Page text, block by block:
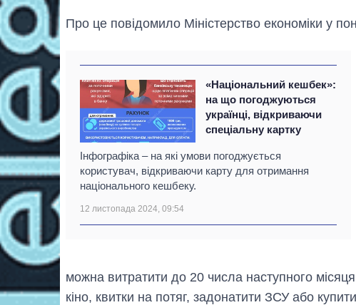
Про це повідомило Міністерство економіки у
«Національний кешбек»:
на що погоджуються
українці, відкриваючи
спеціальну картку
Інфографіка – на які умови погоджується
користувач, відкриваючи карту для отримання
національного кешбеку.
12 листопада 2024, 09:54
можна витратити до 20 числа наступного
кіно, квитки на потяг, задонатити ЗСУ або купити